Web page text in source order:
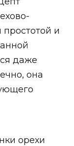
и
даже
она
орехи